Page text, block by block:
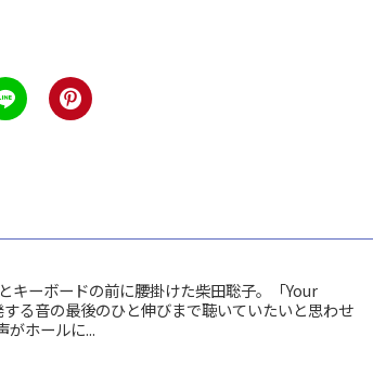
キーボードの前に腰掛けた柴田聡子。「Your
る音の最後のひと伸びまで聴いていたいと思わせ
がホールに...